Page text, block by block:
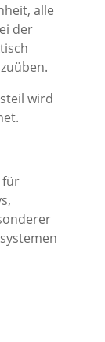
alle
der
wird
für